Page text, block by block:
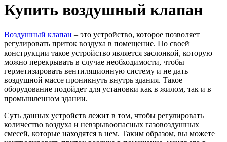
Купить воздушный клапан
Воздушный клапан – это устройство, которое позволяет
регулировать приток воздуха в помещение. По своей
конструкции такое устройство является заслонкой, которую
можно перекрывать в случае необходимости, чтобы
герметизировать вентиляционную систему и не дать
воздушной массе проникнуть внутрь здания. Такое
оборудование подойдет для установки как в жилом, так и в
промышленном здании.
Суть данных устройств лежит в том, чтобы регулировать
количество воздуха и невзрывоопасных газовоздушных
смесей, которые находятся в нем. Таким образом, вы можете